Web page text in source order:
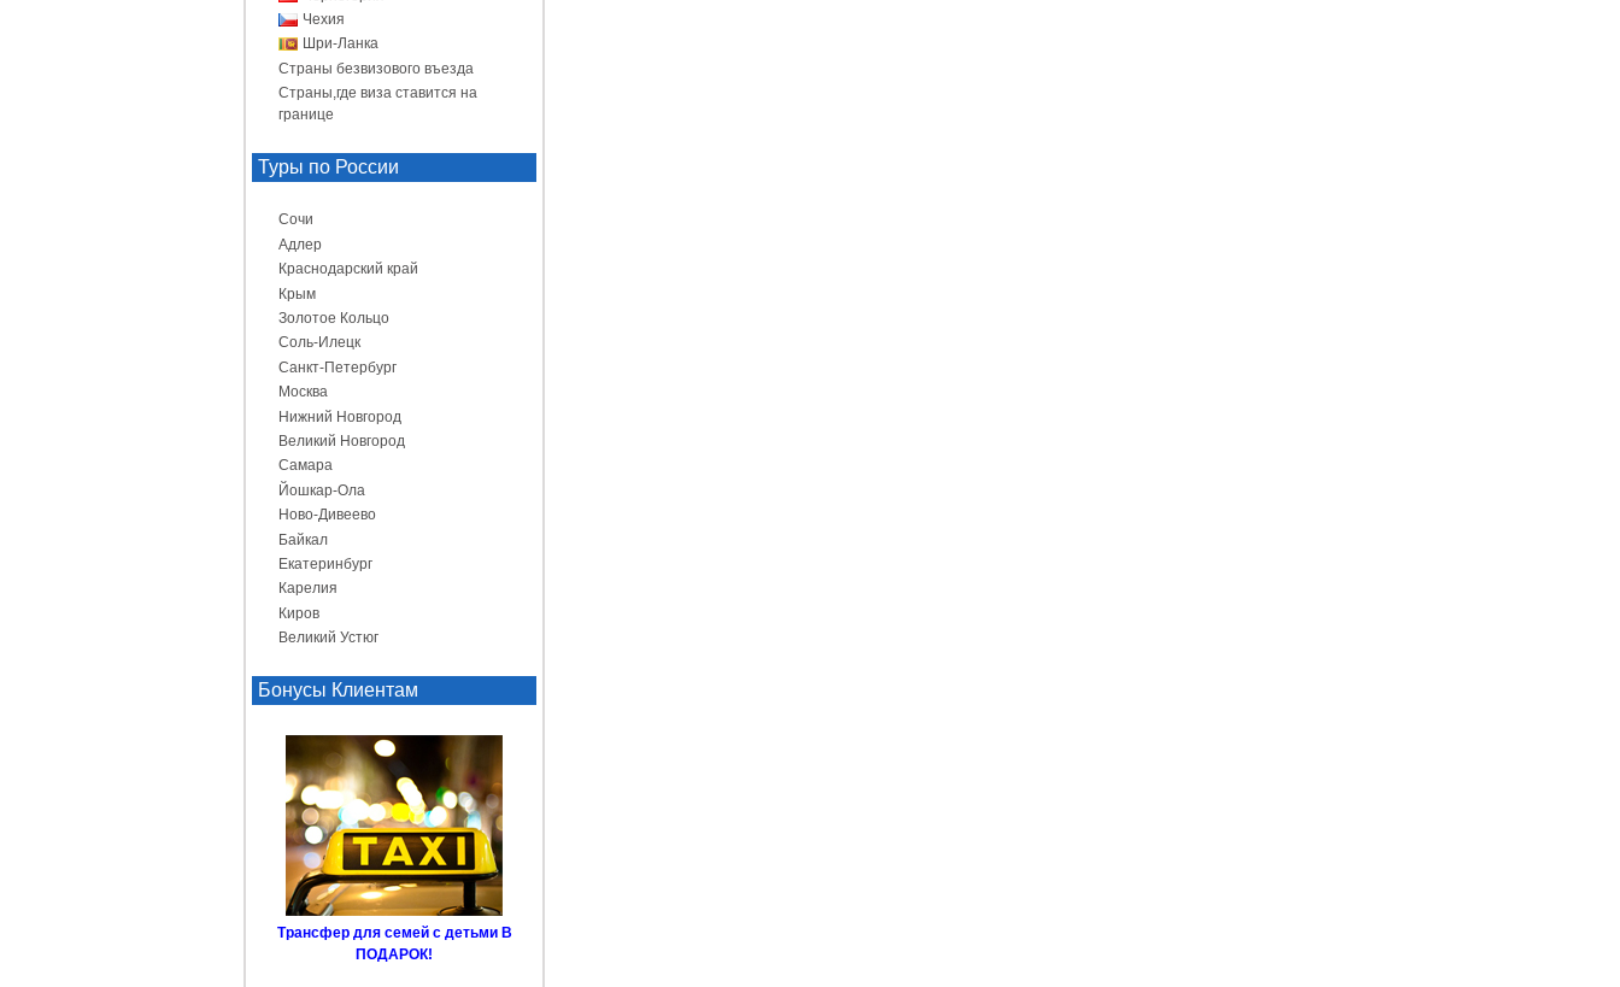
Чехия
Шри-Ланка
Страны безвизового въезда
Страны,где виза ставится на
границе
Туры по России
Сочи
Адлер
Краснодарский край
Крым
Золотое Кольцо
Соль-Илецк
Санкт-Петербург
Москва
Нижний Новгород
Великий Новгород
Самара
Йошкар-Ола
Ново-Дивеево
Байкал
Екатеринбург
Карелия
Киров
Великий Устюг
Бонусы Клиентам
Трансфер для семей с детьми В
ПОДАРОК!